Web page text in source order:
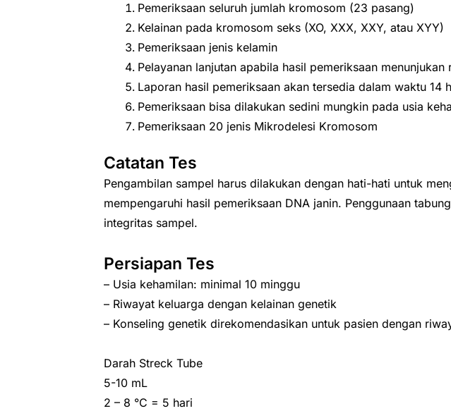
Pemeriksaan seluruh jumlah kromosom (23 pasang)
Kelainan pada kromosom seks (XO, XXX, XXY, atau XYY)
Pemeriksaan jenis kelamin
Pelayanan lanjutan apabila hasil pemeriksaan
Laporan hasil pemeriksaan akan tersedia dalam waktu 14
Pemeriksaan bisa dilakukan sedini mungkin pada usia
Pemeriksaan 20 jenis Mikrodelesi Kromosom
Catatan Tes
Pengambilan sampel harus dilakukan dengan hati-hati untuk
mempengaruhi hasil pemeriksaan DNA janin. Penggunaan
integritas sampel.
Persiapan Tes
– Usia kehamilan: minimal 10 minggu
– Riwayat keluarga dengan kelainan genetik
– Konseling genetik direkomendasikan untuk pasien dengan
Darah Streck Tube
5-10 mL
2 – 8 °C = 5 hari